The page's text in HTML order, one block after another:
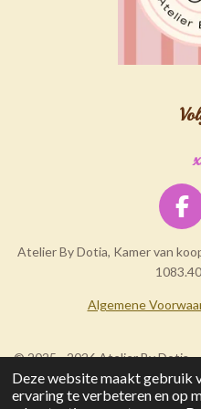
Deze website maakt gebruik
ervaring te verbeteren en op
F
c
e
b
k
Atelier By Dotia, Kamer van
Algemene
© 2025 - 2026 Atelier By Dotia